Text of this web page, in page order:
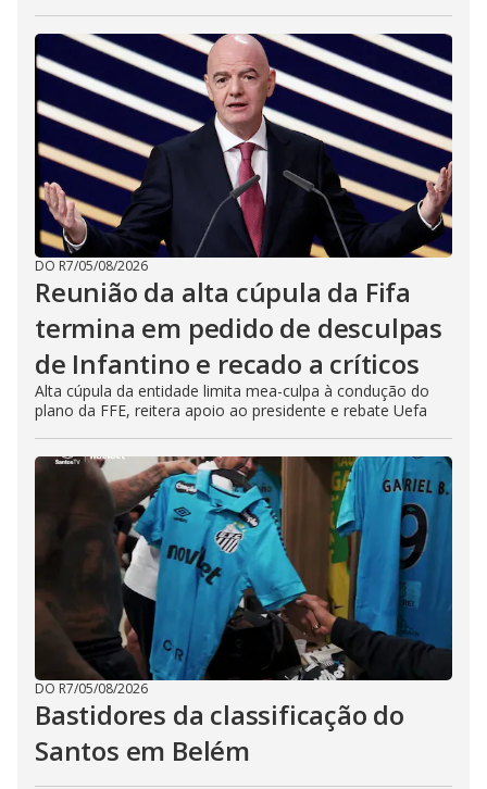
DO R7/05/08/2026
Reunião da alta cúpula da Fifa
termina em pedido de desculpas
de Infantino e recado a críticos
Alta cúpula da entidade limita mea-culpa à condução do
plano da FFE, reitera apoio ao presidente e rebate Uefa
DO R7/05/08/2026
Bastidores da classificação do
Santos em Belém